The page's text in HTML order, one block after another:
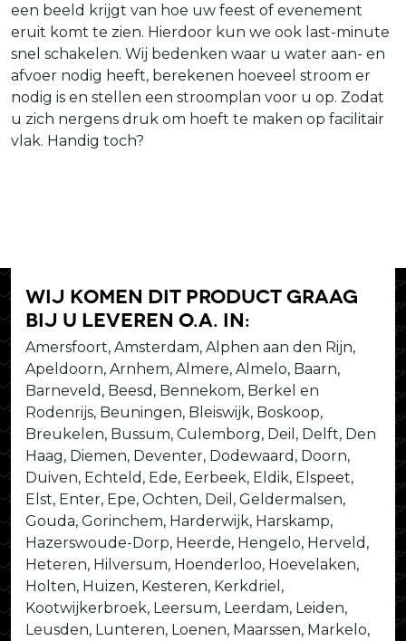
een beeld krijgt van hoe uw feest of evenement
eruit komt te zien. Hierdoor kun we ook last-minute
snel schakelen. Wij bedenken waar u water aan- en
afvoer nodig heeft, berekenen hoeveel stroom er
nodig is en stellen een stroomplan voor u op. Zodat
u zich nergens druk om hoeft te maken op facilitair
vlak. Handig toch?
Wij komen dit product graag
bij u leveren o.a. in:
Amersfoort, Amsterdam, Alphen aan den Rijn,
Apeldoorn, Arnhem, Almere, Almelo, Baarn,
Barneveld, Beesd, Bennekom, Berkel en
Rodenrijs, Beuningen, Bleiswijk, Boskoop,
Breukelen, Bussum, Culemborg, Deil, Delft, Den
Haag, Diemen, Deventer, Dodewaard, Doorn,
Duiven, Echteld, Ede, Eerbeek, Eldik, Elspeet,
Elst, Enter, Epe, Ochten, Deil, Geldermalsen,
Gouda, Gorinchem, Harderwijk, Harskamp,
Hazerswoude-Dorp, Heerde, Hengelo, Herveld,
Heteren, Hilversum, Hoenderloo, Hoevelaken,
Holten, Huizen, Kesteren, Kerkdriel,
Kootwijkerbroek, Leersum, Leerdam, Leiden,
Leusden, Lunteren, Loenen, Maarssen, Markelo,